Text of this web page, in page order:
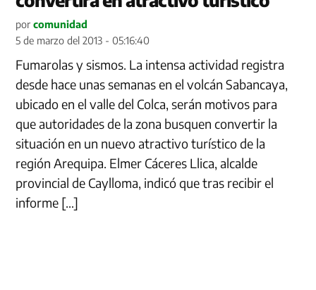
por comunidad
5 de marzo del 2013 - 05:16:40
Fumarolas y sismos. La intensa actividad registra
desde hace unas semanas en el volcán Sabancaya,
ubicado en el valle del Colca, serán motivos para
que autoridades de la zona busquen convertir la
situación en un nuevo atractivo turístico de la
región Arequipa. Elmer Cáceres Llica, alcalde
provincial de Caylloma, indicó que tras recibir el
informe […]